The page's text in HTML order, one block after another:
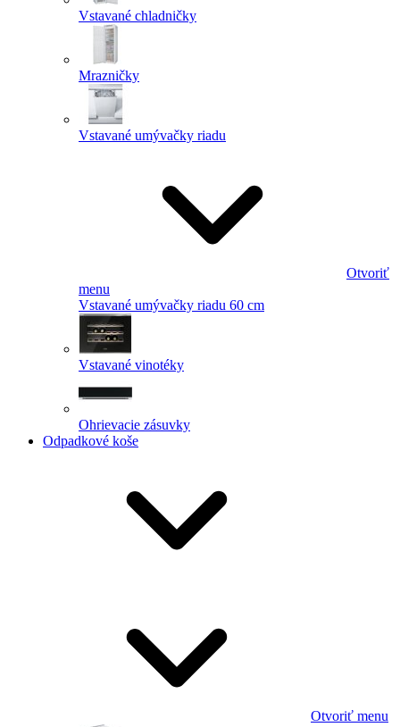
Vstavané chladničky
Mrazničky
Vstavané umývačky riadu
Otvoriť
menu
Vstavané umývačky riadu 60 cm
Vstavané vinotéky
Ohrievacie zásuvky
Odpadkové koše
Otvoriť menu